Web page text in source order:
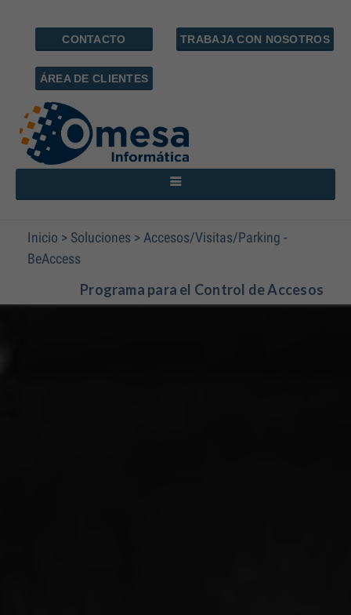
CONTACTO TRABAJA CON NOSOTROS
ÁREA DE CLIENTES
Inicio > Soluciones > Accesos/Visitas/Parking -
BeAccess
Programa para el Control de Accesos